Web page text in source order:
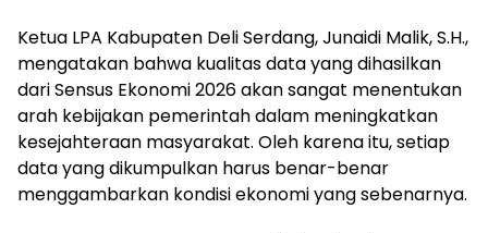
‎Ketua LPA Kabupaten Deli Serdang, Junaidi Malik, S.H.,
mengatakan bahwa kualitas data yang dihasilkan
dari Sensus Ekonomi 2026 akan sangat menentukan
arah kebijakan pemerintah dalam meningkatkan
kesejahteraan masyarakat. Oleh karena itu, setiap
data yang dikumpulkan harus benar-benar
menggambarkan kondisi ekonomi yang sebenarnya.